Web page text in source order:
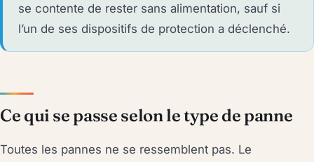
se contente de rester sans alimentation, sauf si
l’un de ses dispositifs de protection a déclenché.
Ce qui se passe selon le type de panne
Toutes les pannes ne se ressemblent pas. Le